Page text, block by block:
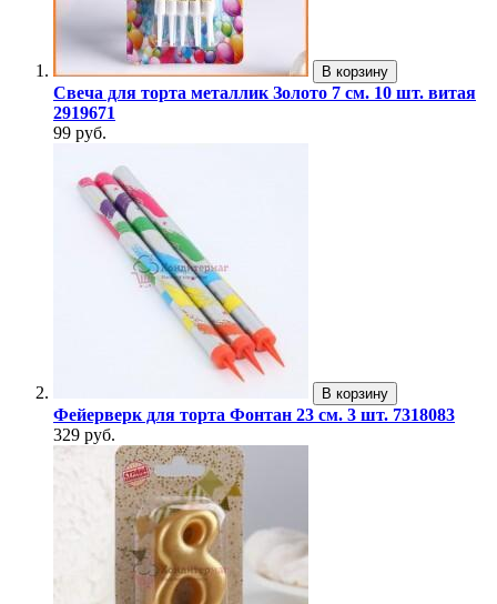
В корзину
Свеча для торта металлик Золото 7 см. 10 шт. витая
2919671
99 руб.
В корзину
Фейерверк для торта Фонтан 23 см. 3 шт. 7318083
329 руб.